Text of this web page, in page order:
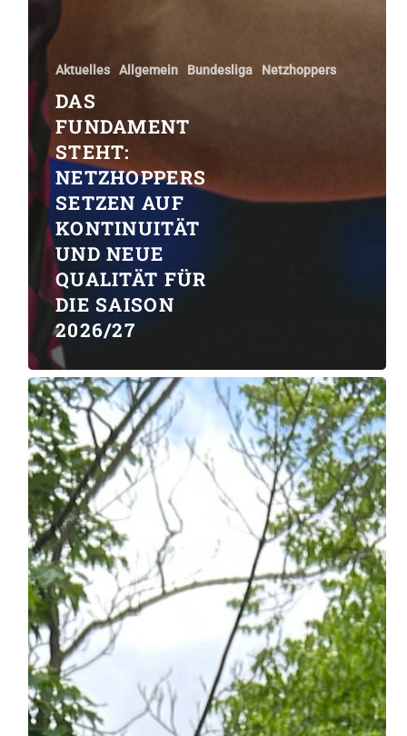
Aktuelles Allgemein Bundesliga Netzhoppers
DAS
FUNDAMENT
STEHT:
NETZHOPPERS
SETZEN AUF
KONTINUITÄT
UND NEUE
QUALITÄT FÜR
DIE SAISON
2026/27